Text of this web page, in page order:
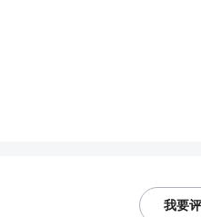
我要